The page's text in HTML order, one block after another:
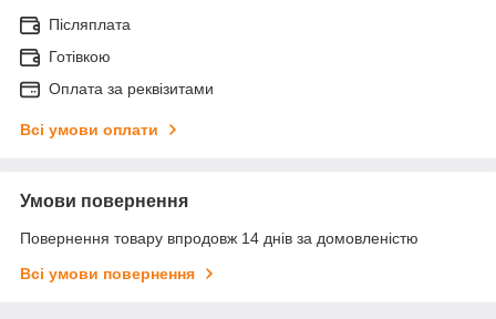
Післяплата
Готівкою
Оплата за реквізитами
Всі умови оплати
Умови повернення
Повернення товару впродовж 14 днів за домовленістю
Всі умови повернення